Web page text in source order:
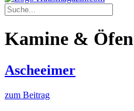
Kamine & Öfen
Ascheeimer
zum Beitrag